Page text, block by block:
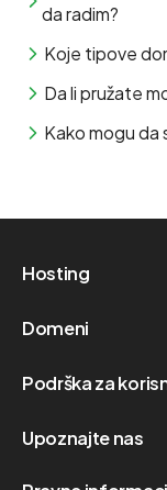
da radim?
Koje tipove
Da li pružate
Kako mogu da
Hosting
Domeni
Podrška za
Upoznajte nas